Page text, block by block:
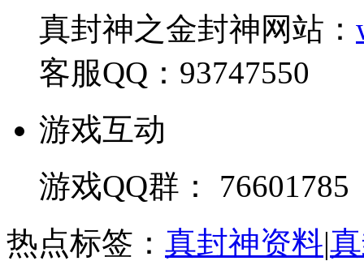
真封神之金封神网站：
客服QQ：93747550
游戏互动
游戏QQ群： 76601785
热点标签： 真封神资料|